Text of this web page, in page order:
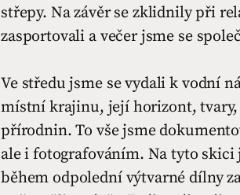
střepy. Na závěr se zklidnily při
zasportovali a večer jsme se
Ve středu jsme se vydali k vodní
místní krajinu, její horizont, tvary,
přírodnin. To vše jsme
ale i fotografováním. Na tyto
během odpolední výtvarné dílny